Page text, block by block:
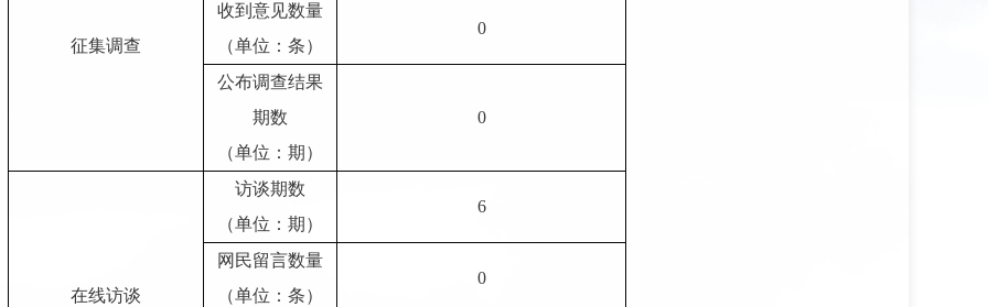
征集调查
收到意见数量
（单位：条）
0
公布调查结果
期数
（单位：期）
0
在线访谈
访谈期数
（单位：期）
6
网民留言数量
（单位：条）
0